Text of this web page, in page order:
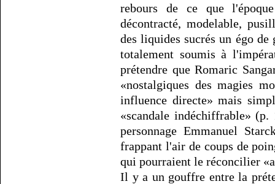
rebours de ce que
décontracté, modelable,
des liquides sucrés un égo
totalement soumis à
prétendre que Romaric
«nostalgiques des magies
influence directe» mais
«scandale indéchiffrable»
personnage Emmanuel
frappant l'air de coups de
qui pourraient le réconcilier
Il y a un gouffre entre la